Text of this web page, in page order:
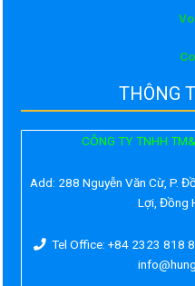
THÔNG
CÔNG TY TNHH
Add: 288 Nguyễn Văn Cừ, P.
Lợi, Đồng
Tel Office: +84 2323 818